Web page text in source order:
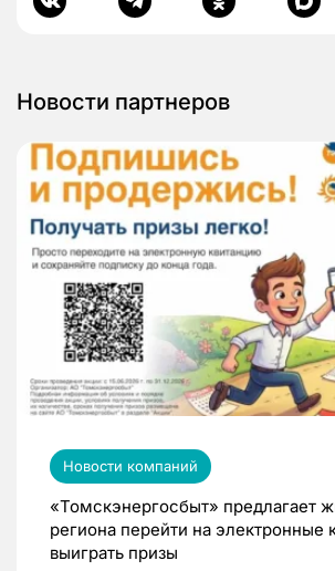
Новости партнеров
Новости компаний
«Томскэнергосбыт» предлагает
региона перейти на электронные
выиграть призы